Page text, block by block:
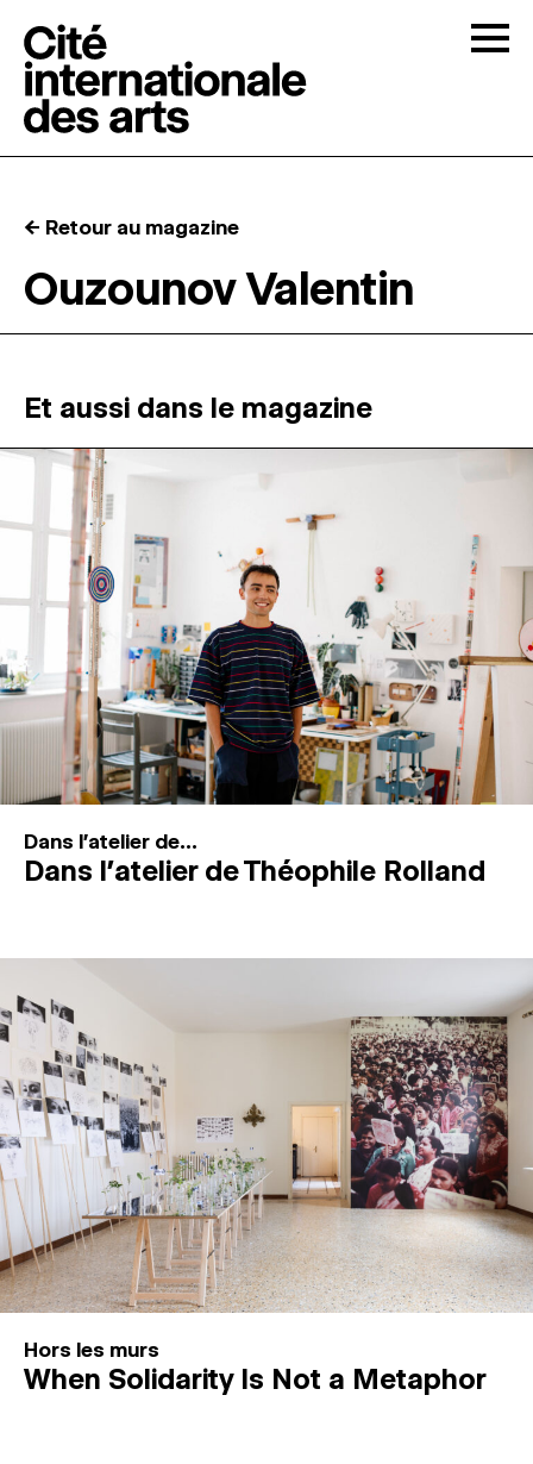
RÉSIDENCES ↓
ATELIERS OUVERTS
PROGRAMMATION
MAGAZINE
ESPACES DE PRATIQUE ARTISTIQUE ↓
Recherche
Connexion
← Retour au magazine
Ouzounov Valentin
Et aussi dans le magazine
Dans l'atelier de...
Dans l’atelier de Théophile Rolland
Hors les murs
When Solidarity Is Not a Metaphor